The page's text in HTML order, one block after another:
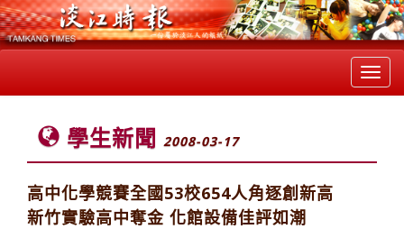
學生新聞 2008-03-17
高中化學競賽全國53校654人角逐創新高
新竹實驗高中奪金 化館設備佳評如潮